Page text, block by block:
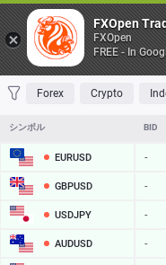
FAVORITES MOST
Forex Crypto
シンボル BID
EURUSD -
GBPUSD -
USDJPY -
AUDUSD -
FXOpen
FXOpen
FREE - In